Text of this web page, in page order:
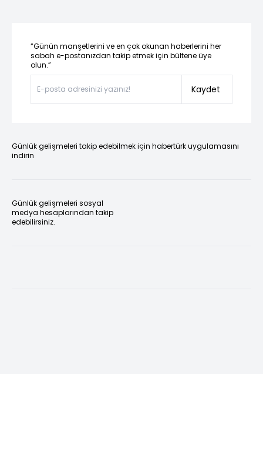
“Günün manşetlerini ve en çok okunan haberlerini her
sabah e-postanızdan takip etmek için bültene üye
olun.”
Kaydet
Günlük gelişmeleri takip edebilmek için habertürk uygulamasını
indirin
Günlük gelişmeleri sosyal
medya hesaplarından takip
edebilirsiniz.